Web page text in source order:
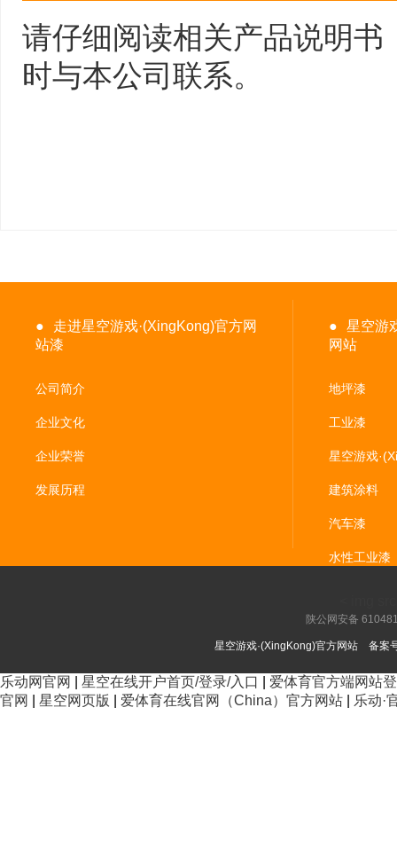
请仔细阅读相关产品说明
时与本公司联系。
●
走进星空游戏·(XingKong)官方网
站漆
公司简介
企业文化
企业荣誉
发展历程
●
星空游
网站
地坪漆
工业漆
星空游戏
建筑涂料
汽车漆
水性工业漆
陕公网安备
星空游戏·(XingKong)官方网站 备案
乐动网官网 星空在线开户首页/登录/入口
爱体育官方端网站
官网
星空网页版 爱体育在线官网（China）官方网站 乐动·